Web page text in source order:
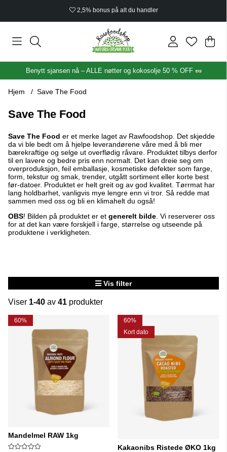
Økologisk sertifisert
.
Benytt sjansen nå – ALLE nøtter og kokosolje 50 % OFF 🥜
Hjem Save The Food
Save The Food
Save The Food er et merke laget av Rawfoodshop. Det skjedde
da vi ble bedt om å hjelpe leverandørene våre med å bli mer
bærekraftige og selge ut overflødig råvare. Produktet tilbys derfor
til en lavere og bedre pris enn normalt. Det kan dreie seg om
overproduksjon, feil emballasje, kosmetiske defekter som farge,
form, tekstur og smak, trender, utgått sortiment eller korte best
før-datoer. Produktet er helt greit og av god kvalitet. Tørrmat har
lang holdbarhet, vanligvis mye lengre enn vi tror. Så redde mat
sammen med oss og bli en klimahelt du også!
OBS! Bilden på produktet er et generelt bilde . Vi reserverer oss
for at det kan være forskjell i farge, størrelse og utseende på
produktene i verkligheten.
Vis filter
Viser 1-40 av 41 produkter
Produkter
60%
Mandelmel RAW 1kg
60%
Kort dato
Kakaonibs Ristede ØKO 1kg